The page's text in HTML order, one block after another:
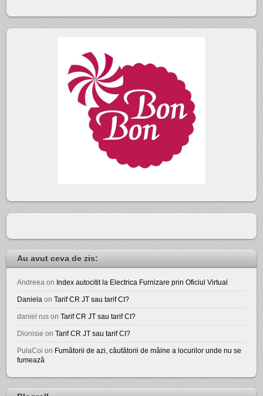
Au avut ceva de zis:
Andreea on Index autocitit la Electrica Furnizare prin Oficiul Virtual
Daniela onTarif CR JT sau tarif CI?
daniel rus onTarif CR JT sau tarif CI?
Dionisie onTarif CR JT sau tarif CI?
PulaCoi on Fumătorii de azi, căutătorii de mâine a locurilor unde nu se
fumează